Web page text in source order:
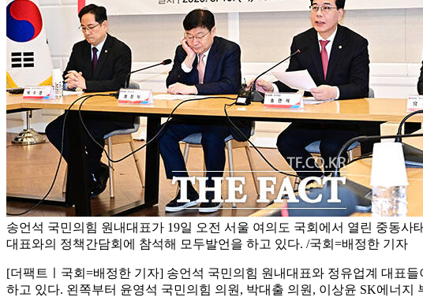
송언석 국민의힘 원내대표가 19일 오전 서울 여의도 국회에서 열린 중동사
대표와의 정책간담회에 참석해 모두발언을 하고 있다. /국회=배정한 기자
[더팩트ㅣ국회=배정한 기자] 송언석 국민의힘 원내대표와 정유업계 대표
하고 있다. 왼쪽부터 윤영석 국민의힘 의원, 박대출 의원, 이상윤 SK에너